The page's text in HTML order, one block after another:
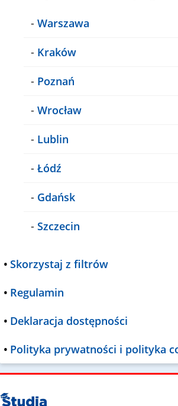
- Warszawa
- Kraków
- Poznań
- Wrocław
- Lublin
- Łódź
- Gdańsk
- Szczecin
• Skorzystaj z filtrów
• Regulamin
• Deklaracja dostępności
• Polityka prywatności i polityka